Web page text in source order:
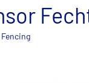
Fencing